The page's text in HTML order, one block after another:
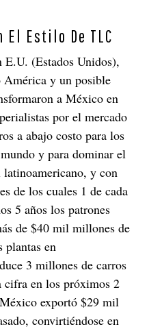
El Estilo De TLC
E.U. (Estados Unidos),
y un posible
a México en
por el mercado
a abajo costo para los
y para dominar el
y con
de los cuales 1 de cada
5 años los patrones
de $40 mil millones de
plantas en
3 millones de carros
cifra en los próximos 2
exportó $29 mil
convirtiéndose en